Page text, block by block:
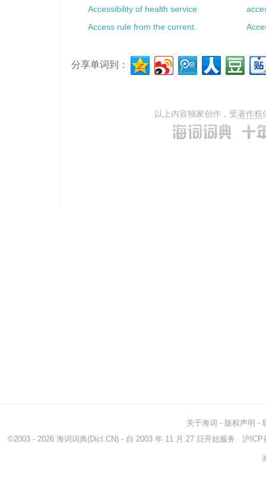
Accessibility of health service
Access rule from the current.
分享单词到：
以上内容独家创作，受著作权
关于海词 - 版权声明 -
©2003 - 2026 海词词典(Dict.CN) - 自 2003 年 11 月 27 日开始服务 沪ICP